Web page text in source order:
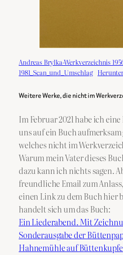
Andreas Brylka-Werkverzeichnis
1981_Scan_und_Umschlag
Weitere Werke, die nicht im
Im Februar 2021 habe ich
uns auf ein Buch
welches nicht im
Warum mein Vater dieses
dazu kann ich nichts sagen.
freundliche Email zum
einen Link zu dem Buch hier
handelt sich um das Buch:
Ein Liederabend. Mit
Sonderausgabe der
Hahnemühle auf